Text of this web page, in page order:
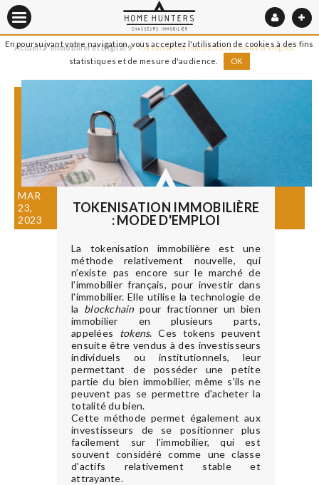
En poursuivant votre navigation, vous acceptez l'utilisation de cookies à des fins
statistiques et de mesure d'audience.
OK
Accueil Immobilier et Digital Tokenisation immobilière : mode d'emploi
MAR
23,
2023
TOKENISATION IMMOBILIÈRE
: MODE D'EMPLOI
La tokenisation immobilière est une
méthode relativement nouvelle, qui
n’existe pas encore sur le marché de
l’immobilier français, pour investir dans
l'immobilier. Elle utilise la technologie de
la blockchainpour fractionner un bien
immobilier en plusieurs parts,
appelées tokens. Ces tokens peuvent
ensuite être vendus à des investisseurs
individuels ou institutionnels, leur
permettant de posséder une petite
partie du bien immobilier, même s'ils ne
peuvent pas se permettre d'acheter la
totalité du bien.
Cette méthode permet également aux
investisseurs de se positionner plus
facilement sur l'immobilier, qui est
souvent considéré comme une classe
d'actifs relativement stable et
attrayante.